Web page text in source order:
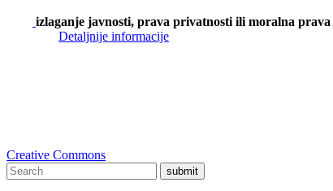
izlaganje javnosti, prava privatnosti ili moralna prava
Detaljnije informacije
Creative Commons
submit